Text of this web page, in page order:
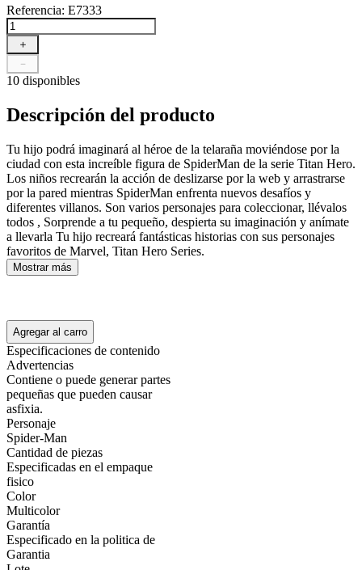
Referencia: E7333
＋
－
10 disponibles
Descripción del producto
Tu hijo podrá imaginará al héroe de la telaraña moviéndose por la
ciudad con esta increíble figura de SpiderMan de la serie Titan Hero.
Los niños recrearán la acción de deslizarse por la web y arrastrarse
por la pared mientras SpiderMan enfrenta nuevos desafíos y
diferentes villanos. Son varios personajes para coleccionar, llévalos
todos , Sorprende a tu pequeño, despierta su imaginación y anímate
a llevarla Tu hijo recreará fantásticas historias con sus personajes
favoritos de Marvel, Titan Hero Series.
Mostrar más
Agregar al carro
Especificaciones de contenido
Advertencias
Contiene o puede generar partes
pequeñas que pueden causar
asfixia.
Personaje
Spider-Man
Cantidad de piezas
Especificadas en el empaque
fisico
Color
Multicolor
Garantía
Especificado en la politica de
Garantia